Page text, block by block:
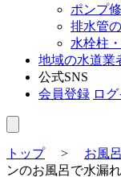
ポンプ
排水管
水栓柱
地域の水道業
公式SNS
会員登録 ロ
トップ> お風呂
ンのお風呂で水漏